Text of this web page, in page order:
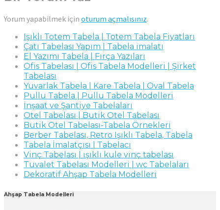
Yorum yapabilmek için oturum açmalısınız.
Işıklı Totem Tabela | Totem Tabela Fiyatları
Çatı Tabelası Yapım | Tabela imalatı
El Yazımı Tabela | Fırça Yazıları
Ofis Tabelası | Ofis Tabela Modelleri | Şirket
Tabelası
Yuvarlak Tabela | Kare Tabela | Oval Tabela
Pullu Tabela | Pullu Tabela Modelleri
İnşaat ve Şantiye Tabelaları
Otel Tabelası | Butik Otel Tabelası
Butik Otel Tabelası-Tabela Örnekleri
Berber Tabelası, Retro Işıklı Tabela, Tabela
Tabela İmalatçısı | Tabelacı
Vinç Tabelası | ışıklı kule vinç tabelası
Tuvalet Tabelası Modelleri | wc Tabelaları
Dekoratif Ahşap Tabela Modelleri
Ahşap Tabela Modelleri